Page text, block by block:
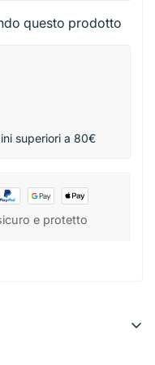
questo prodotto
superiori a 80€
e protetto